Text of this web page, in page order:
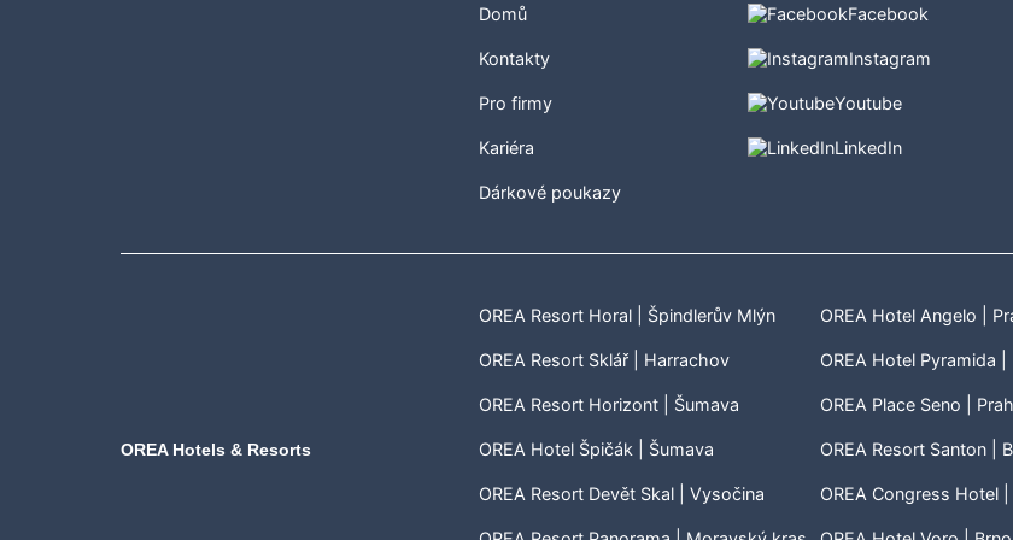
Domů
Kontakty
Pro firmy
Kariéra
Dárkové poukazy
Facebook
Instagram
Youtube
LinkedIn
OREA Hotels & Resorts
OREA Resort Horal | Špindlerův Mlýn
OREA Resort Sklář | Harrachov
OREA Resort Horizont | Šumava
OREA Hotel Špičák | Šumava
OREA Resort Devět Skal | Vysočina
OREA Hotel Angelo |
OREA Hotel Pyramida |
OREA Place Seno |
OREA Resort Santon |
OREA Congress Hotel |